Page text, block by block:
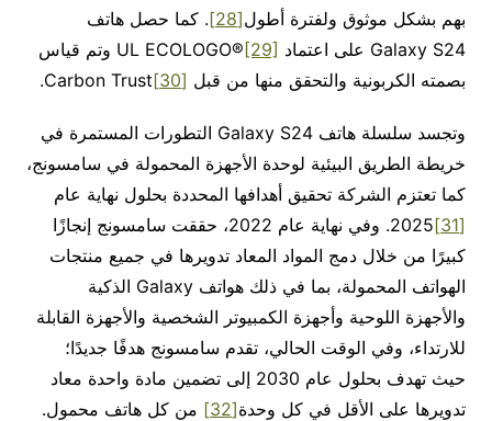
بهم بشكل موثوق ولفترة أطول[28]
. كما حصل هاتف
Galaxy S24 على اعتماد UL ECOLOGO®
[29]
وتم قياس
بصمته الكربونية والتحقق منها من قبل[30]
Carbon Trust.
وتجسد سلسلة هاتف Galaxy S24 التطورات المستمرة في
خريطة الطريق البيئية لوحدة الأجهزة المحمولة في سامسونج،
كما تعتزم الشركة تحقيق أهدافها المحددة بحلول نهاية عام
2025. وفي نهاية عام 2022، حققت سامسونج إنجازًا
كبيرًا من خلال دمج المواد المعاد تدويرها في جميع منتجات
الهواتف المحمولة، بما في ذلك هواتف Galaxy الذكية
والأجهزة اللوحية وأجهزة الكمبيوتر الشخصية والأجهزة القابلة
للارتداء، وفي الوقت الحالي، تقدم سامسونج هدفًا جديدًا؛
حيث تهدف بحلول عام 2030 إلى تضمين مادة واحدة معاد
تدويرها على الأقل في كل وحدة[32] من كل هاتف محمول.